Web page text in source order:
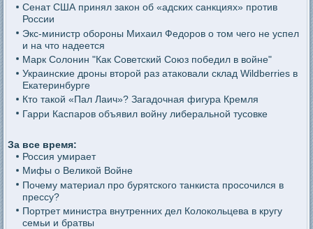
Сенат США принял закон об «адских санкциях» против
России
Экс-министр обороны Михаил Федоров о том чего не успел
и на что надеется
Марк Солонин "Как Советский Союз победил в войне"
Украинские дроны второй раз атаковали склад Wildberries в
Екатеринбурге
Кто такой «Пал Лаич»? Загадочная фигура Кремля
Гарри Каспаров объявил войну либеральной тусовке
За все время:
Россия умирает
Мифы о Великой Войне
Почему материал про бурятского танкиста просочился в
прессу?
Портрет министра внутренних дел Колокольцева в кругу
семьи и братвы